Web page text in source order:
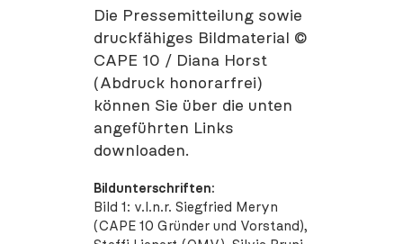
Die Pressemitteilung sowie
druckfähiges Bildmaterial ©
CAPE 10 / Diana Horst
(Abdruck honorarfrei)
können Sie über die unten
angeführten Links
downloaden.
Bildunterschriften:
Bild 1: v.l.n.r. Siegfried Meryn
(CAPE 10 Gründer und Vorstand),